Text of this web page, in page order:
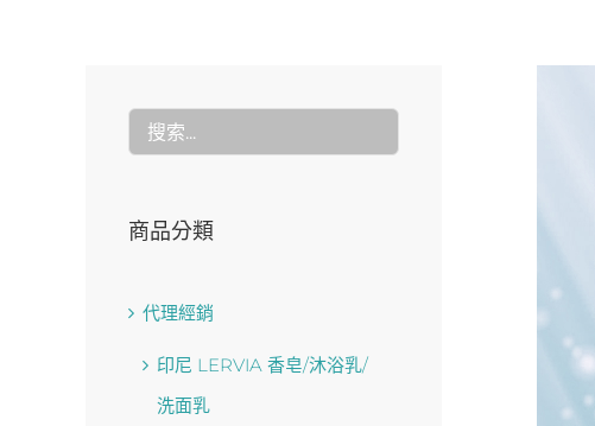
商品分類
代理經銷
印尼 LERVIA 香皂/沐浴乳/
洗面乳